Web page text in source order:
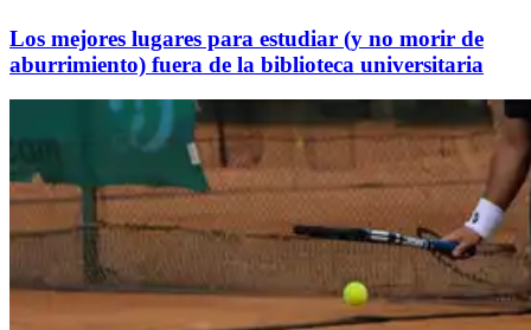
Los mejores lugares para estudiar (y no morir de
aburrimiento) fuera de la biblioteca universitaria